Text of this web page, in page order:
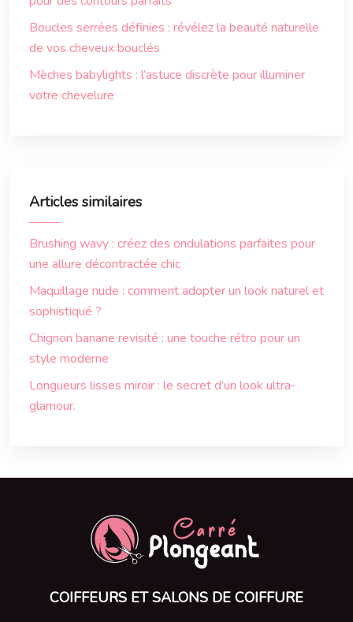
Boucles serrées définies : révélez la beauté naturelle
de vos cheveux bouclés
Mèches babylights : l’astuce discrète pour illuminer
votre chevelure
Articles similaires
Brushing wavy : créez des ondulations parfaites pour
une allure décontractée chic
Maquillage nude : comment adopter un look naturel et
sophistiqué ?
Chignon banane revisité : une touche rétro pour un
style moderne
Longueurs lisses miroir : le secret d’un look ultra-
glamour.
COIFFEURS ET SALONS DE COIFFURE